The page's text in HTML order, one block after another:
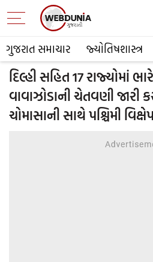
ગુજરાત સમાચાર જ્યોતિષશાસ્ત્ર
દિલ્હી સહિત 17 રાજ્યોમાં
વાવાઝોડાની ચેતવણી જારી
ચોમાસાની સાથે પશ્ચિમી